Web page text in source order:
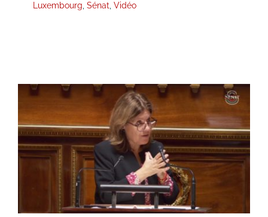
Luxembourg Sénat Vidéo
Sylvie Robert : PPL visant à
renforcer l’indépendance des
médias et à mieux protéger les
journalistes
Hémicycle
Intervention dans l'Hémicycle
Propositions de loi Vidéos